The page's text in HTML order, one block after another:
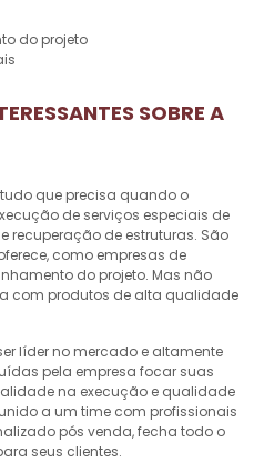
do projeto
SOBRE A
que precisa quando o
de serviços especiais de
recuperação de estruturas. São
como empresas de
do projeto. Mas não
com produtos de alta qualidade
líder no mercado e altamente
pela empresa focar suas
na execução e qualidade
a um time com profissionais
pós venda, fecha todo o
seus clientes.